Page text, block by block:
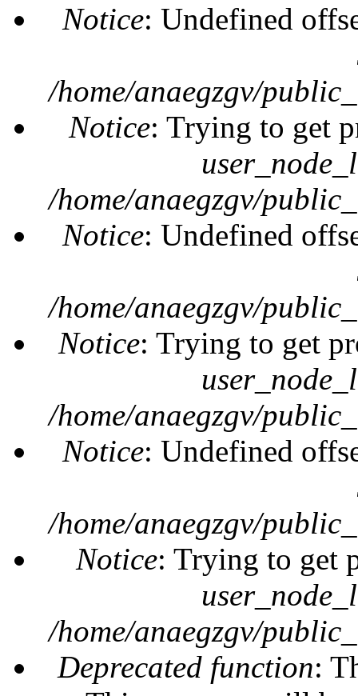
Notice: Undefined
/home/anaegzgv/
Notice: Trying to get
/home/anaegzgv/
Notice: Undefined
/home/anaegzgv/
Notice: Trying to get
/home/anaegzgv/
Notice: Undefined
/home/anaegzgv/
Notice: Trying to get
/home/anaegzgv/
Deprecated function: